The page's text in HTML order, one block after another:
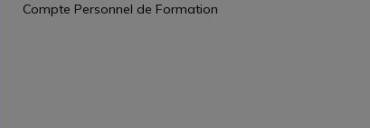
Compte Personnel de Formation